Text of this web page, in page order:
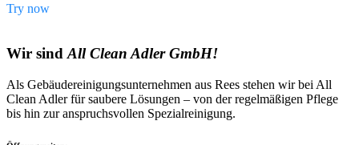
Try now
Wir sindAll Clean Adler GmbH!
Als Gebäudereinigungsunternehmen aus Rees stehen wir bei All
Clean Adler für saubere Lösungen – von der regelmäßigen Pflege
bis hin zur anspruchsvollen Spezialreinigung.